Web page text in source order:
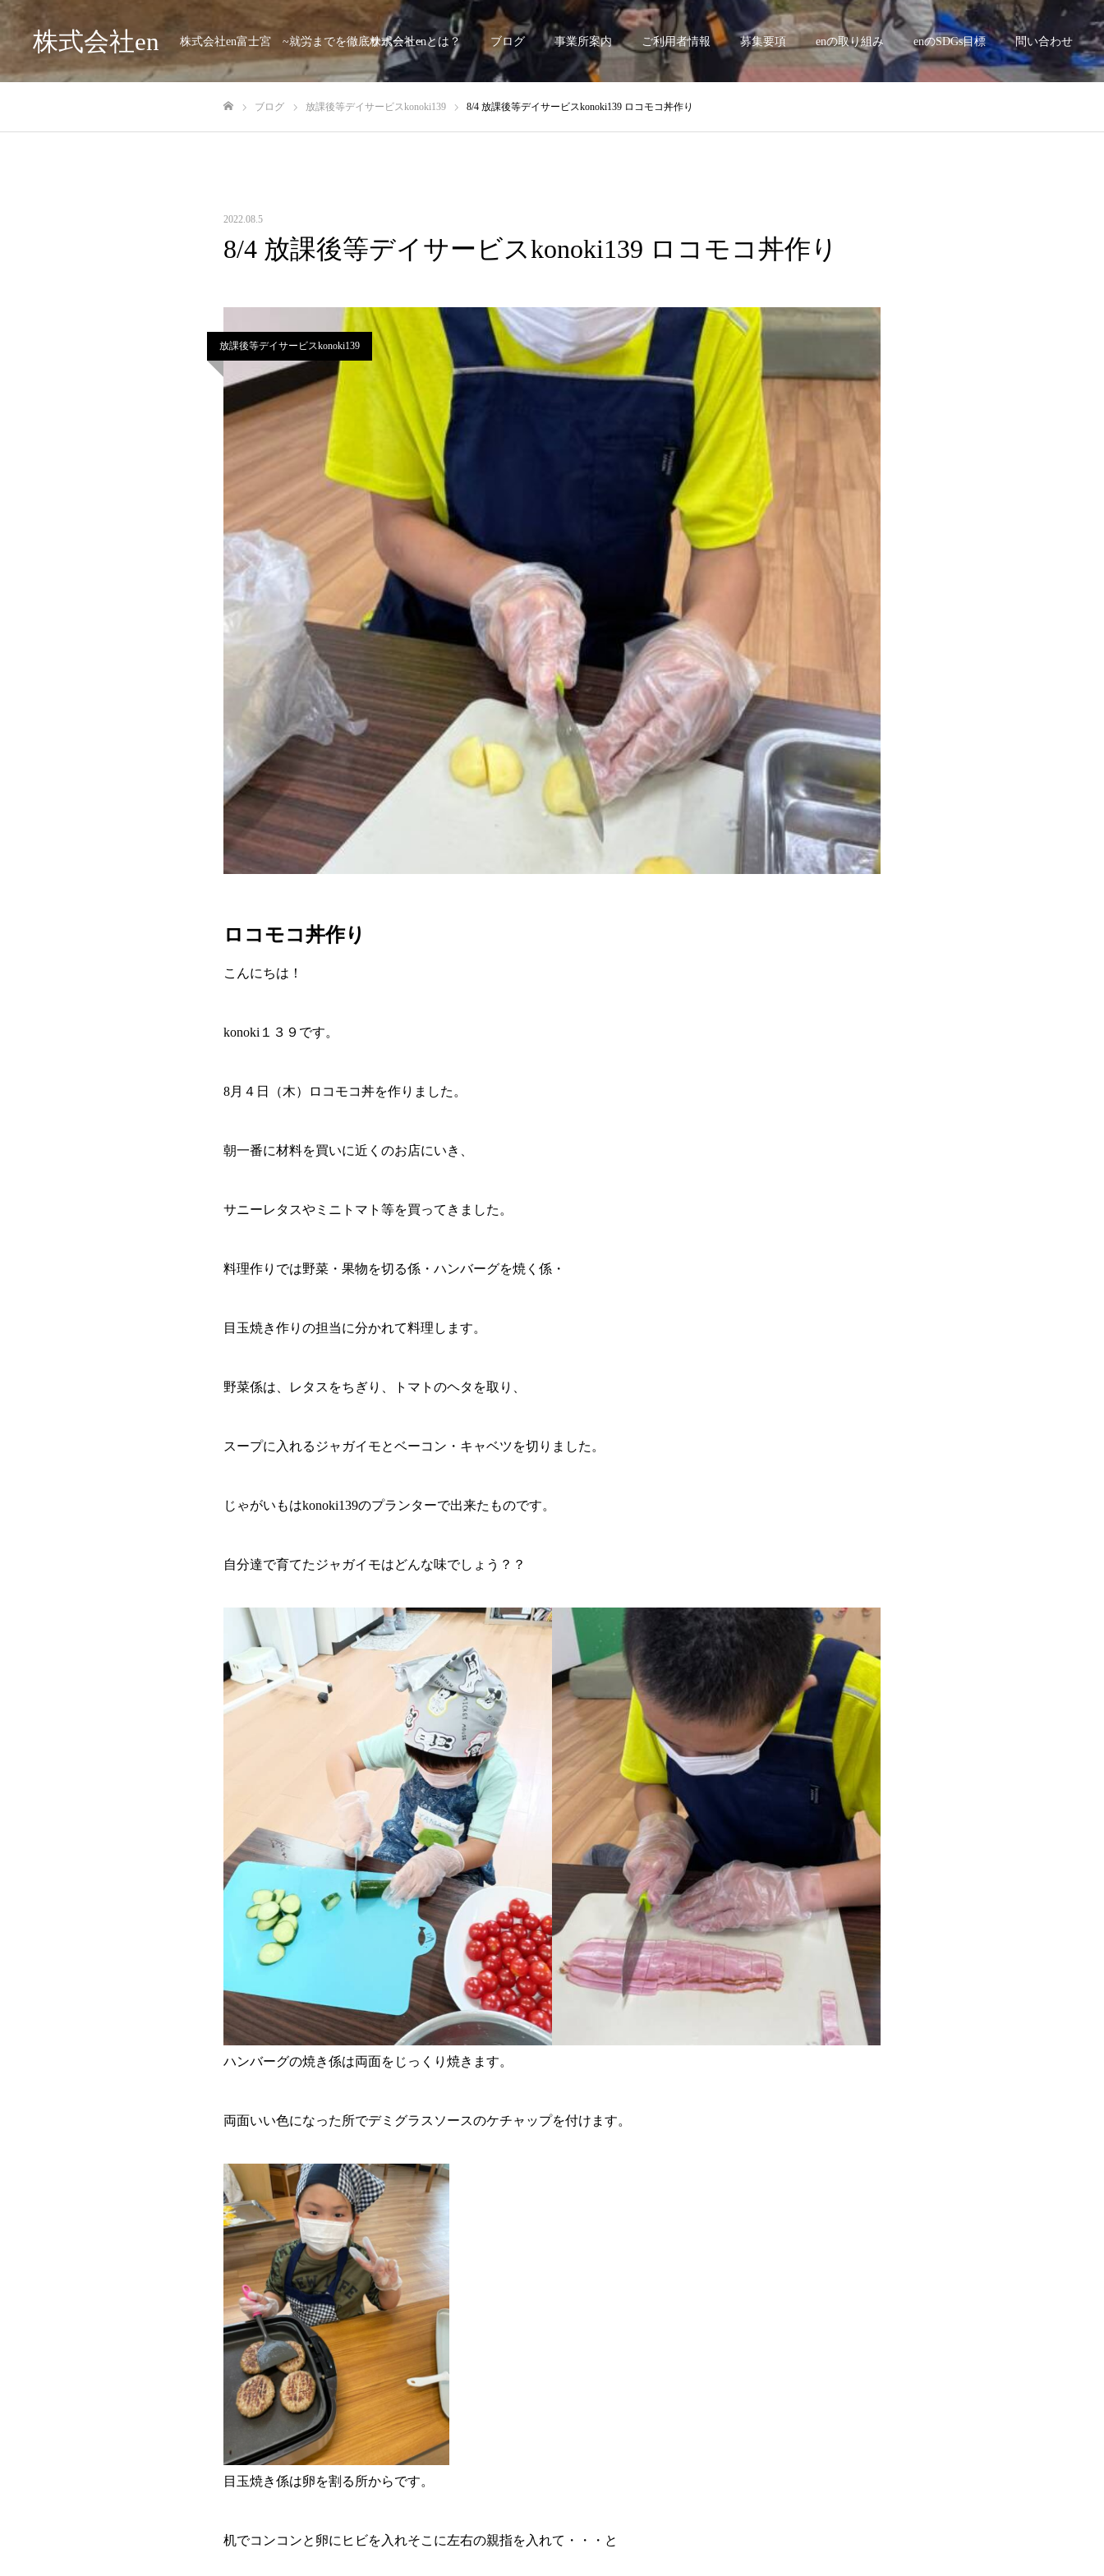
株式会社en 株式会社en富士宮 ~就労までを徹底サポート~
株式会社enとは？ ブログ 事業所案内 ご利用者情報 募集要項 enの取り組み enのSDGs目標 問い合わせ
ブログ 放課後等デイサービスkonoki139 8/4 放課後等デイサービスkonoki139 ロコモコ丼作り
2022.08.5
8/4 放課後等デイサービスkonoki139 ロコモコ丼作り
放課後等デイサービスkonoki139
ロコモコ丼作り
こんにちは！
konoki１３９です。
8月４日（木）ロコモコ丼を作りました。
朝一番に材料を買いに近くのお店にいき、
サニーレタスやミニトマト等を買ってきました。
料理作りでは野菜・果物を切る係・ハンバーグを焼く係・
目玉焼き作りの担当に分かれて料理します。
野菜係は、レタスをちぎり、トマトのヘタを取り、
スープに入れるジャガイモとベーコン・キャベツを切りました。
じゃがいもはkonoki139のプランターで出来たものです。
自分達で育てたジャガイモはどんな味でしょう？？
ハンバーグの焼き係は両面をじっくり焼きます。
両面いい色になった所でデミグラスソースのケチャップを付けます。
目玉焼き係は卵を割る所からです。
机でコンコンと卵にヒビを入れそこに左右の親指を入れて・・・と